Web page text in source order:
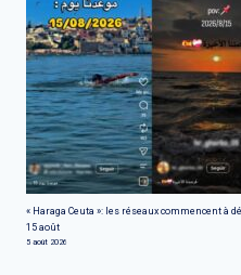
« Haraga Ceuta »: les réseaux commencent
15 août
5 août 2026